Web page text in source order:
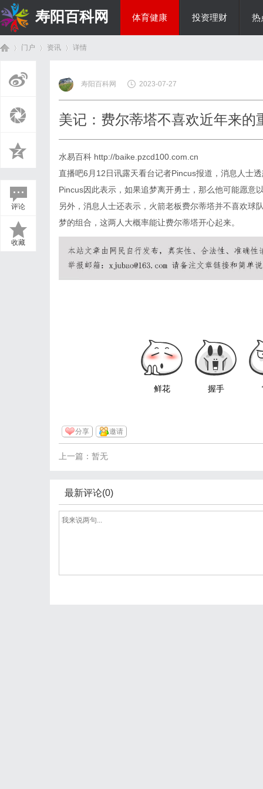
寿阳百科网 体育健康 投资理财 热
门户 资讯
›
详情
评论
收藏
寿阳百科网 2023-07-27
美记：费尔蒂塔不喜欢近年来
水易百科 http://baike.pzcd100.com.cn
直播吧6月12日讯露天看台记者Pincus报道，消息人士
Pincus因此表示，如果追梦离开勇士，那么他可能愿意
另外，消息人士还表示，火箭老板费尔蒂塔并不喜欢球
梦的组合，这两人大概率能让费尔蒂塔开心起来。
鲜花 握手
分享 邀请
上一篇：暂无
最新评论(0)